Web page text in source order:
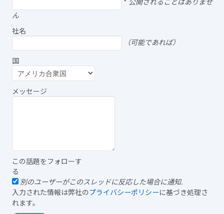
ん
社名
（可能であれば）
国
メッセージ
この話題をフォローす
る
別のユーザーがこのスレッドに反応した場合に通知.
入力された情報は弊社のプライバシーポリシーに基づき処理さ
れます。